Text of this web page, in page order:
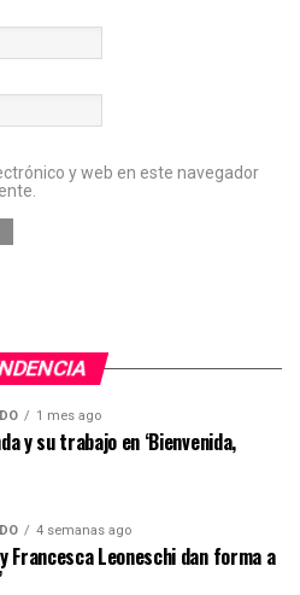
y web en este navegador
1 mes ago
y su trabajo en ‘Bienvenida,
4 semanas ago
Francesca Leoneschi dan forma a